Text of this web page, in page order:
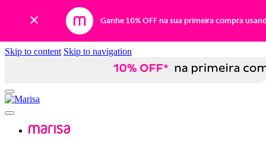
Ganhe 10% OFF na sua primeira compra
Skip to content Skip to navigation